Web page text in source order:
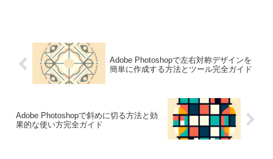
Adobe Photoshopで左右対称デザインを
簡単に作成する方法とツール完全ガイド
Adobe Photoshopで斜めに切る方法と効
果的な使い方完全ガイド